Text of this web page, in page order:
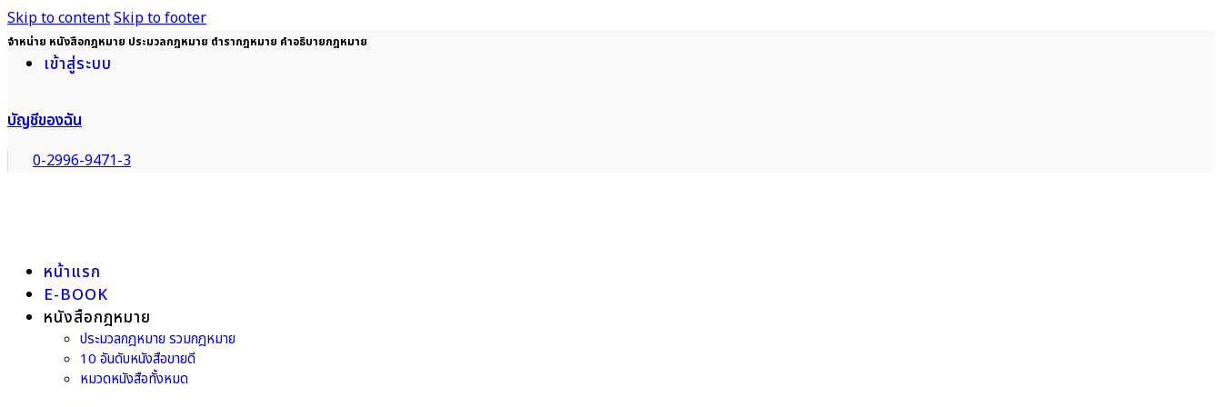
Skip to contentSkip to footer
จำหน่าย หนังสือกฎหมาย ประมวลกฎหมาย ตำรากฎหมาย คำอธิบายกฎหมาย
เข้าสู่ระบบ
บัญชีของฉัน
0-2996-9471-3
หน้าแรก
E-BOOK
หนังสือกฎหมาย
ประมวลกฎหมาย รวมกฎหมาย
10 อันดับหนังสือขายดี
หมวดหนังสือทั้งหมด